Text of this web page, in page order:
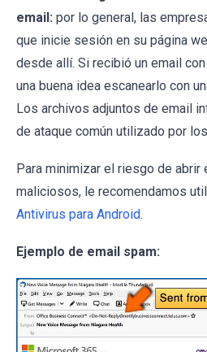
email: por lo general, las
que inicie sesión en su página
desde allí. Si recibió un email
una buena idea escanearlo con
Los archivos adjuntos de email
de ataque común utilizado por
Para minimizar el riesgo de abrir
maliciosos, le recomendamos
Antivirus para Android.
Ejemplo de email spam: